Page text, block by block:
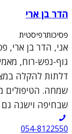
הדר בן ארי
פסיכותרפיסטית
אני, הדר בן ארי,
גוף-נפש-רוח,
דלתות להקלה
שמחה. הטיפולים
שבחיפה וישנה גם
054-8122550